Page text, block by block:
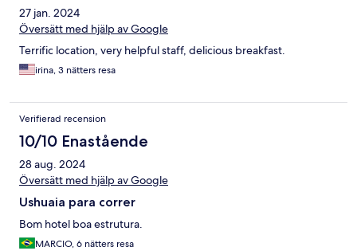
27 jan. 2024
Översätt med hjälp av Google
Terrific location, very helpful staff, delicious breakfast.
irina, 3 nätters resa
Verifierad recension
10/10 Enastående
28 aug. 2024
Översätt med hjälp av Google
Ushuaia para correr
Bom hotel boa estrutura.
MARCIO, 6 nätters resa